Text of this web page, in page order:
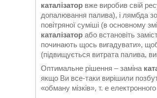
каталізатор вже виробив свій
допалювання палива), і лямбда
повітряної суміші (в основному
каталізатор або встановіть
починають щось вигадувати»,
(підвищується витрата палива,
Оптимальне рішення – заміна
якщо Ви все-таки вирішили
«обману мізків», т. е